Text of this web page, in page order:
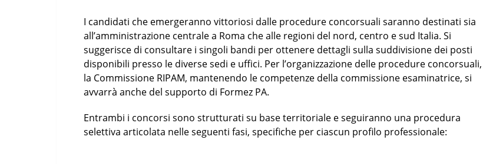
I candidati che emergeranno vittoriosi dalle procedure concorsuali saranno destinati sia
all’amministrazione centrale a Roma che alle regioni del nord, centro e sud Italia. Si
suggerisce di consultare i singoli bandi per ottenere dettagli sulla suddivisione dei posti
disponibili presso le diverse sedi e uffici. Per l’organizzazione delle procedure concorsuali,
la Commissione RIPAM, mantenendo le competenze della commissione esaminatrice, si
avvarrà anche del supporto di Formez PA.
Entrambi i concorsi sono strutturati su base territoriale e seguiranno una procedura
selettiva articolata nelle seguenti fasi, specifiche per ciascun profilo professionale: